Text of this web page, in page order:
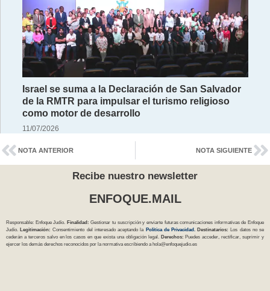
Israel se suma a la Declaración de San Salvador
de la RMTR para impulsar el turismo religioso
como motor de desarrollo
11/07/2026
NOTA ANTERIOR NOTA SIGUIENTE
Recibe nuestro newsletter
ENFOQUE.MAIL
Responsable: Enfoque Judío. Finalidad: Gestionar tu suscripción y enviarte futuras comunicaciones informativas de Enfoque
Judío. Legitimación: Consentimiento del interesado aceptando la Política de Privacidad . Destinatarios: Los datos no se
cederán a terceros salvo en los casos en que exista una obligación legal. Derechos: Puedes acceder, rectificar, suprimir y
ejercer los demás derechos reconocidos por la normativa escribiendo a hola@enfoquejudio.es